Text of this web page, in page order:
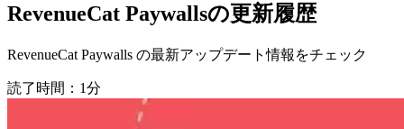
RevenueCat Paywallsの更新履歴
RevenueCat Paywalls の最新アップデート情報をチェック
読了時間：1分